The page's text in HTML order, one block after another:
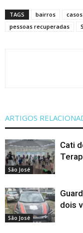
TAGS bairros
pessoas recuperadas
ARTIGOS
São José
Cati
São José
dois